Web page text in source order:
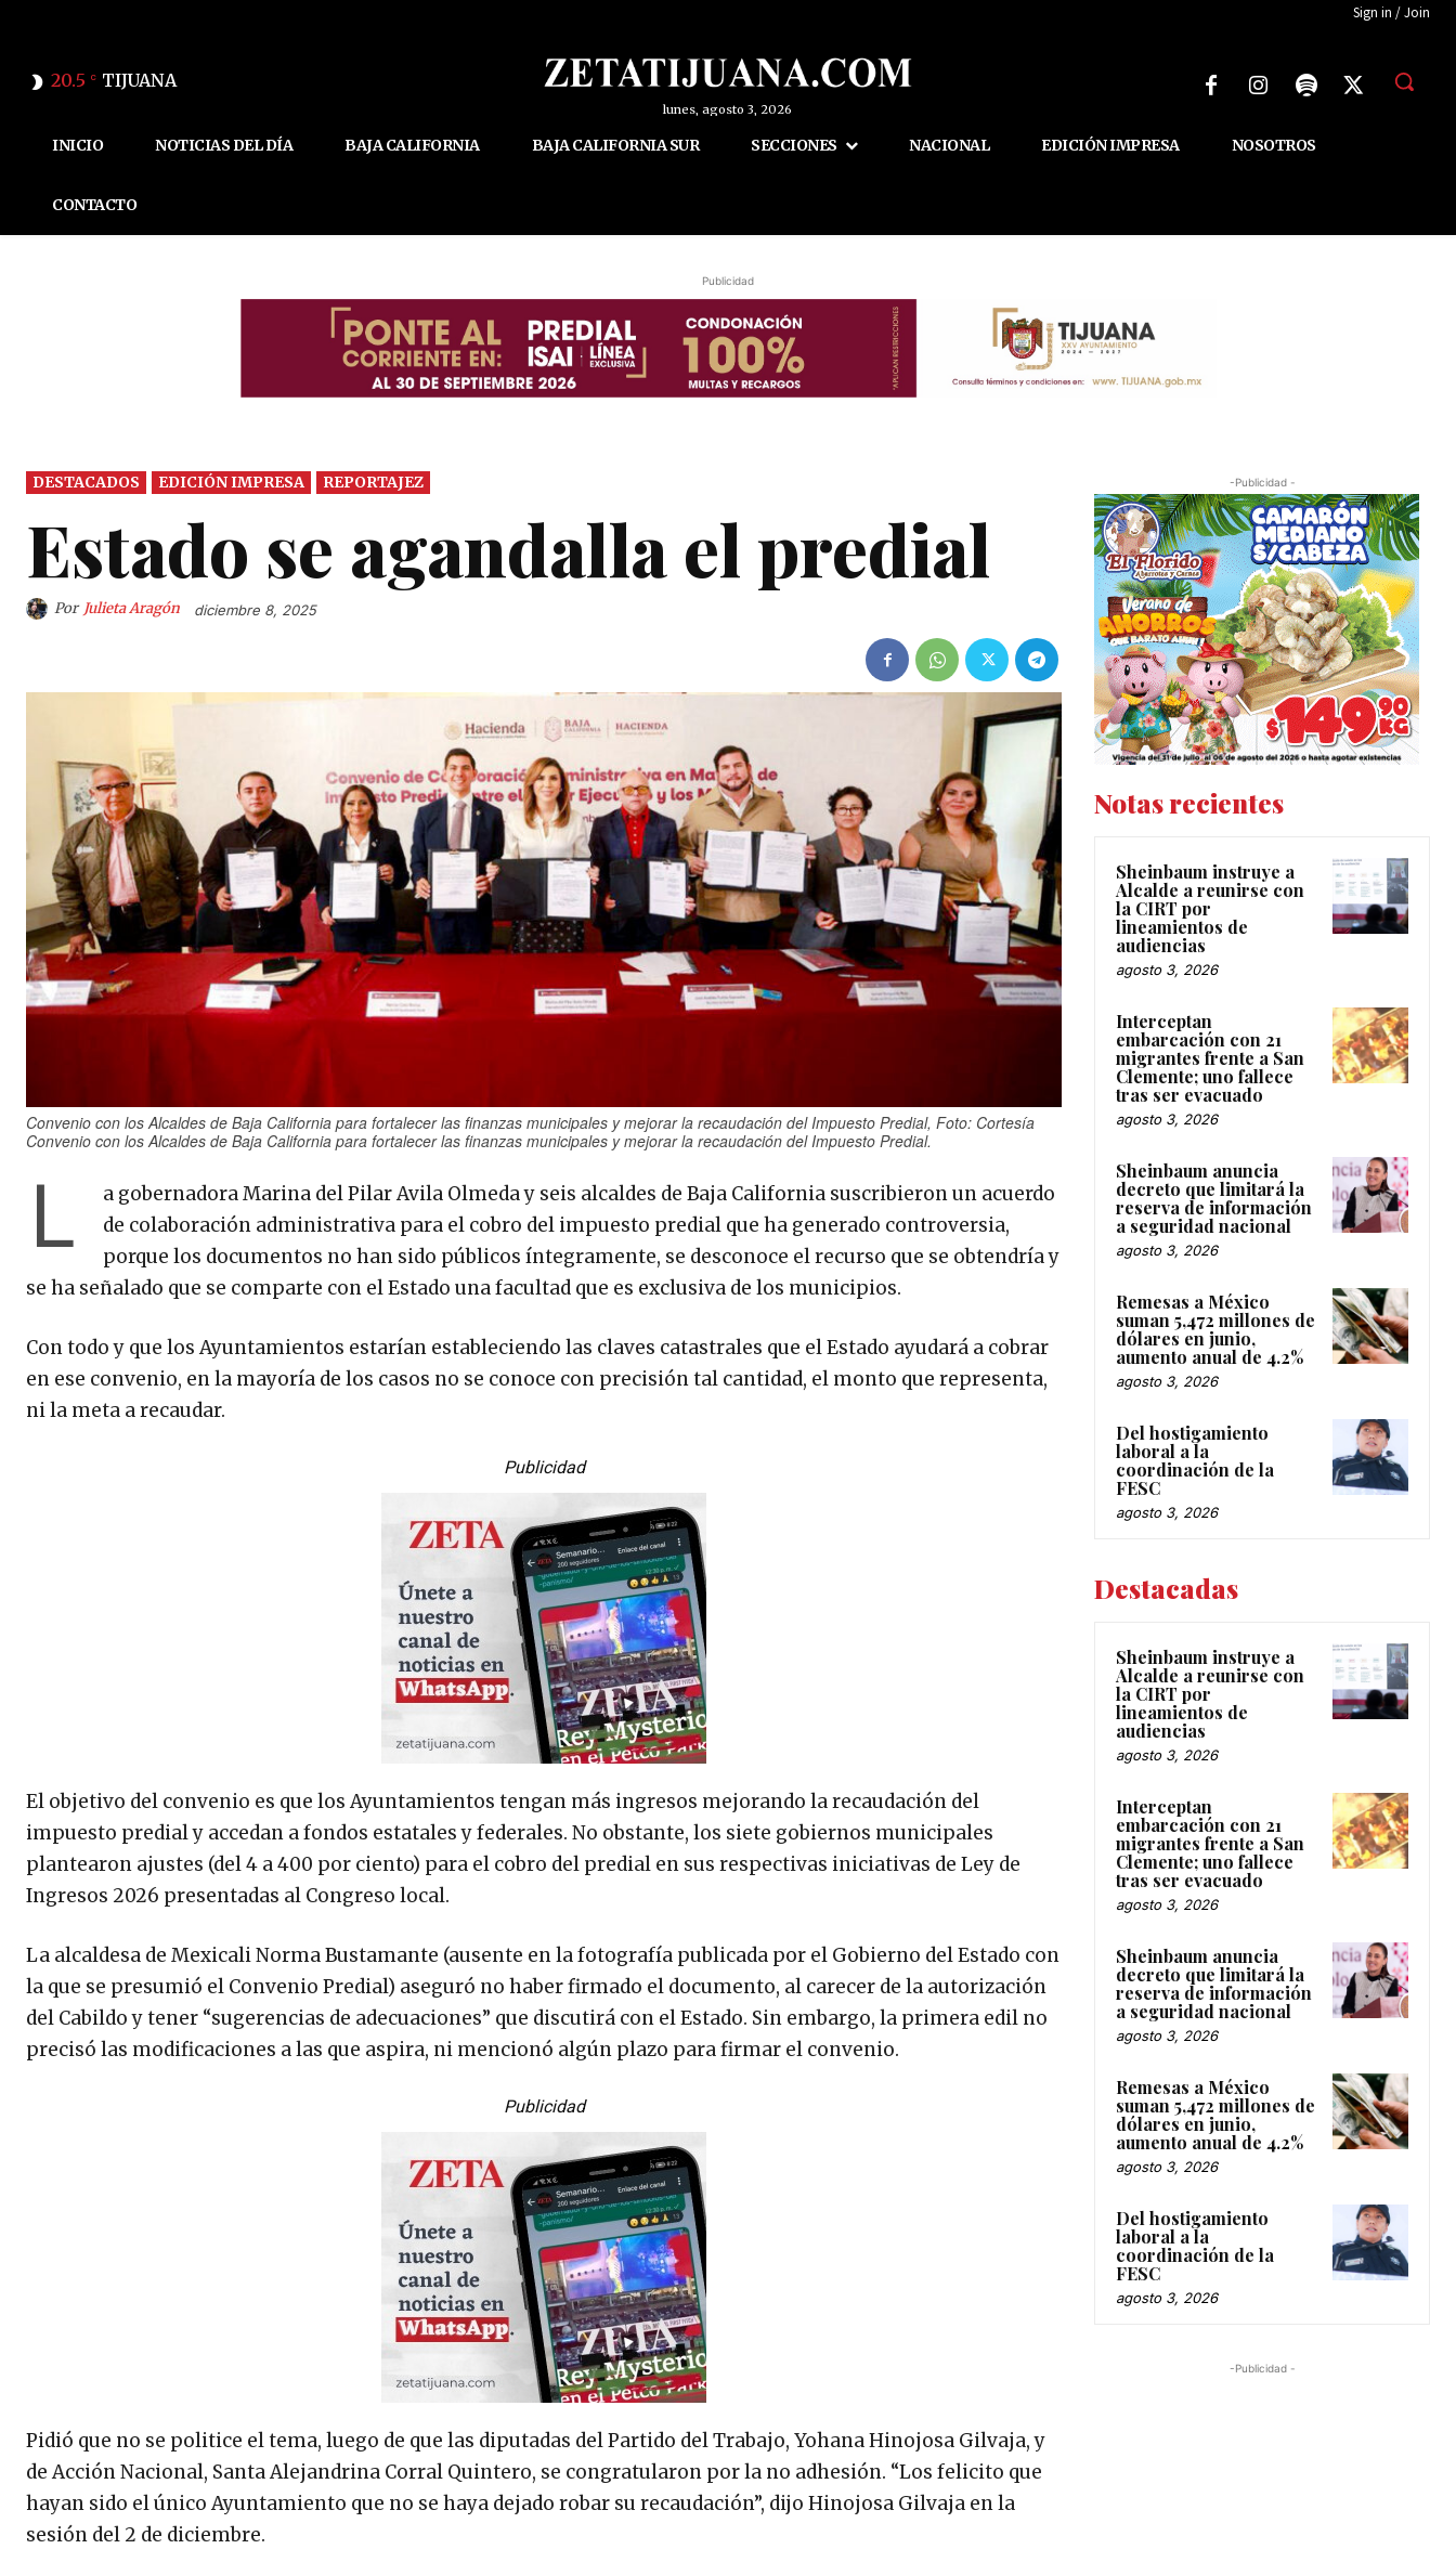
Sign in / Join
20.5 C TIJUANA
lunes, agosto 3, 2026
INICIO NOTICIAS DEL DÍA BAJA CALIFORNIA BAJA CALIFORNIA SUR SECCIONES NACIONAL EDICIÓN IMPRESA NOSOTROS
CONTACTO
Publicidad
DESTACADOS EDICIÓN IMPRESA REPORTAJEZ
Estado se agandalla el predial
Por Julieta Aragón diciembre 8, 2025
Convenio con los Alcaldes de Baja California para fortalecer las finanzas municipales y mejorar la recaudación del Impuesto Predial, Foto: Cortesía
Convenio con los Alcaldes de Baja California para fortalecer las finanzas municipales y mejorar la recaudación del Impuesto Predial.
L
a gobernadora Marina del Pilar Avila Olmeda y seis alcaldes de Baja California suscribieron un acuerdo
de colaboración administrativa para el cobro del impuesto predial que ha generado controversia,
porque los documentos no han sido públicos íntegramente, se desconoce el recurso que se obtendría y
se ha señalado que se comparte con el Estado una facultad que es exclusiva de los municipios.
Con todo y que los Ayuntamientos estarían estableciendo las claves catastrales que el Estado ayudará a cobrar
en ese convenio, en la mayoría de los casos no se conoce con precisión tal cantidad, el monto que representa,
ni la meta a recaudar.
Publicidad
El objetivo del convenio es que los Ayuntamientos tengan más ingresos mejorando la recaudación del
impuesto predial y accedan a fondos estatales y federales. No obstante, los siete gobiernos municipales
plantearon ajustes (del 4 a 400 por ciento) para el cobro del predial en sus respectivas iniciativas de Ley de
Ingresos 2026 presentadas al Congreso local.
La alcaldesa de Mexicali Norma Bustamante (ausente en la fotografía publicada por el Gobierno del Estado con
la que se presumió el Convenio Predial) aseguró no haber firmado el documento, al carecer de la autorización
del Cabildo y tener “sugerencias de adecuaciones” que discutirá con el Estado. Sin embargo, la primera edil no
precisó las modificaciones a las que aspira, ni mencionó algún plazo para firmar el convenio.
Publicidad
Pidió que no se politice el tema, luego de que las diputadas del Partido del Trabajo, Yohana Hinojosa Gilvaja, y
de Acción Nacional, Santa Alejandrina Corral Quintero, se congratularon por la no adhesión. “Los felicito que
hayan sido el único Ayuntamiento que no se haya dejado robar su recaudación”, dijo Hinojosa Gilvaja en la
sesión del 2 de diciembre.
-Publicidad -
Notas recientes
Sheinbaum instruye a
Alcalde a reunirse con
la CIRT por
lineamientos de
audiencias
agosto 3, 2026
Interceptan
embarcación con 21
migrantes frente a San
Clemente; uno fallece
tras ser evacuado
agosto 3, 2026
Sheinbaum anuncia
decreto que limitará la
reserva de información
a seguridad nacional
agosto 3, 2026
Remesas a México
suman 5,472 millones de
dólares en junio,
aumento anual de 4.2%
agosto 3, 2026
Del hostigamiento
laboral a la
coordinación de la
FESC
agosto 3, 2026
Destacadas
Sheinbaum instruye a
Alcalde a reunirse con
la CIRT por
lineamientos de
audiencias
agosto 3, 2026
Interceptan
embarcación con 21
migrantes frente a San
Clemente; uno fallece
tras ser evacuado
agosto 3, 2026
Sheinbaum anuncia
decreto que limitará la
reserva de información
a seguridad nacional
agosto 3, 2026
Remesas a México
suman 5,472 millones de
dólares en junio,
aumento anual de 4.2%
agosto 3, 2026
Del hostigamiento
laboral a la
coordinación de la
FESC
agosto 3, 2026
-Publicidad -